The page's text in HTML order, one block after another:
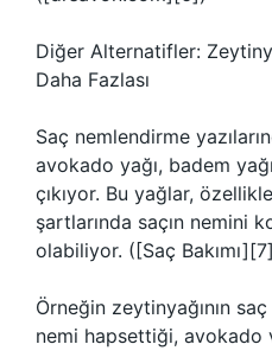
Diğer Alternatifler:
Daha Fazlası
Saç nemlendirme
avokado yağı, badem
çıkıyor. Bu yağlar,
şartlarında saçın nemini
olabiliyor. ([Saç
Örneğin zeytinyağının
nemi hapsettiği, avokado